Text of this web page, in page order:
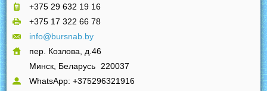
+375 29 632 19 16
+375 17 322 66 78
info@bursnab.by
пер. Козлова, д.46
Минск, Беларусь 220037
WhatsApp: +375296321916